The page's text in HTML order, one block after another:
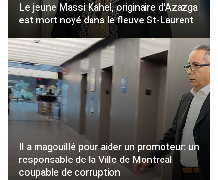
Le jeune Massi Kahel, originaire d'Azazga
est mort noyé dans le fleuve St-Laurent
Il a magouillé pour aider un promoteur: un
responsable de la Ville de Montréal
coupable de corruption